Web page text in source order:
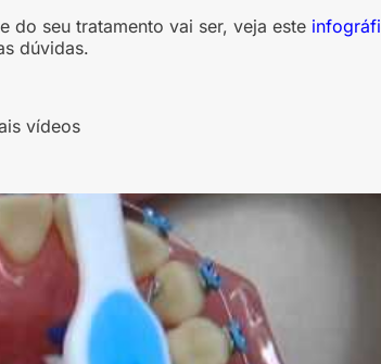
do seu tratamento vai ser, veja este
dúvidas.
vídeos